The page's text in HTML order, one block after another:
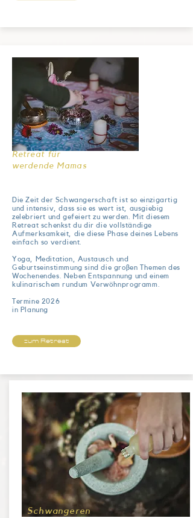
Retreat für
werdende Mamas
Die Zeit der Schwangerschaft ist so einzigartig
und intensiv, dass sie es wert ist, ausgiebig
zelebriert und gefeiert zu werden. Mit diesem
Retreat schenkst du dir die vollständige
Aufmerksamkeit, die diese Phase deines Lebens
einfach so verdient.
Yoga, Meditation, Austausch und
Geburtseinstimmung sind die großen Themen des
Wochenendes. Neben Entspannung und einem
kulinarischem rundum Verwöhnprogramm.
Termine 2026
in Planung
zum Retreat
Schwangeren